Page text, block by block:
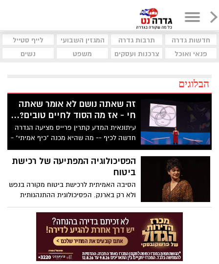
חדשות גדרה תרבות גדרה המגזין השבועי
לייף סטייל
פנאי ואוכל
צרכנות ועסקים משפט נשים
הבלוגים
זה שאתה נושם לא אומר שאתה
חי - אז מה הסוד לחיים טובים?...
עיתונאית המדע קתרין פרייס מציעה הגדרה
חדשה לכיף -- מה שהיא מכנה "כיף אמיתי" -
- וחולקת דרכים קלות ומגוונות מגובות ראיות
לשזור עליצות, זרימה וחיבור בחיי היומיום
שלך. בהרצאה חושפת פרייס את המרכיבים
ומסבירה למה כדאי להכניס יותר מהם לחיינו
– ואיך לעשות זאת.
הפסיכולוגיה המפתיעה של רכישת
ביטוח
הסיבה האמיתית לרכישת ביטוח מקורה בנפש
ולא רק בארנק. הפסיכולוגית ההתנהגותית
אורית טיקוצינסקי חוקרת את הקשר שבין
ביטוח לחשיבה מאגית באופן שיגרום לך
לחשוב אחרת על ביטוח.